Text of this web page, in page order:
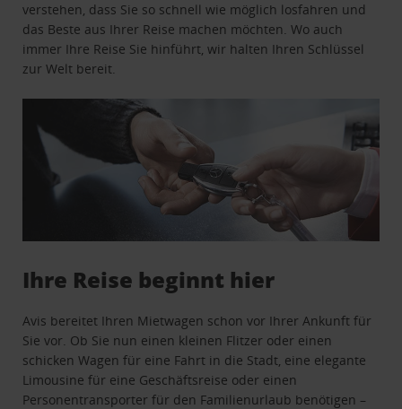
verstehen, dass Sie so schnell wie möglich losfahren und
das Beste aus Ihrer Reise machen möchten. Wo auch
immer Ihre Reise Sie hinführt, wir halten Ihren Schlüssel
zur Welt bereit.
Ihre Reise beginnt hier
Avis bereitet Ihren Mietwagen schon vor Ihrer Ankunft für
Sie vor. Ob Sie nun einen kleinen Flitzer oder einen
schicken Wagen für eine Fahrt in die Stadt, eine elegante
Limousine für eine Geschäftsreise oder einen
Personentransporter für den Familienurlaub benötigen –